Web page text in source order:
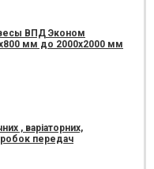
ВПД Эконом
мм до 2000х2000 мм
, варіаторних,
передач